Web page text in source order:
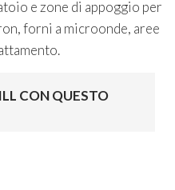
e zone di appoggio per
forni a microonde, aree
CON QUESTO